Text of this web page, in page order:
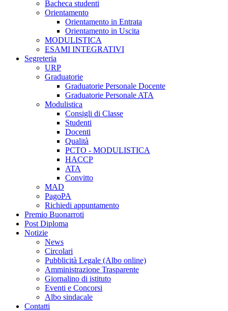
Bacheca studenti
Orientamento
Orientamento in Entrata
Orientamento in Uscita
MODULISTICA
ESAMI INTEGRATIVI
Segreteria
URP
Graduatorie
Graduatorie Personale Docente
Graduatorie Personale ATA
Modulistica
Consigli di Classe
Studenti
Docenti
Qualità
PCTO - MODULISTICA
HACCP
ATA
Convitto
MAD
PagoPA
Richiedi appuntamento
Premio Buonarroti
Post Diploma
Notizie
News
Circolari
Pubblicità Legale (Albo online)
Amministrazione Trasparente
Giornalino di istituto
Eventi e Concorsi
Albo sindacale
Contatti